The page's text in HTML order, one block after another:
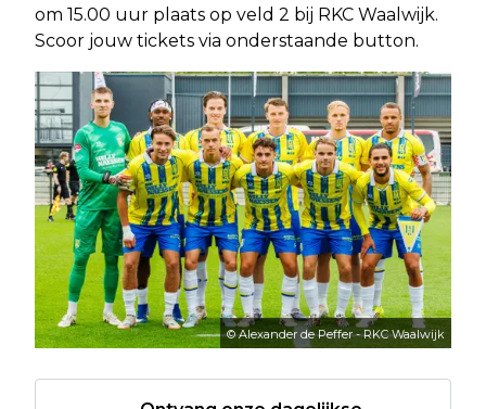
om 15.00 uur plaats op veld 2 bij RKC Waalwijk.
Scoor jouw tickets via onderstaande button.
© Alexander de Peffer - RKC Waalwijk